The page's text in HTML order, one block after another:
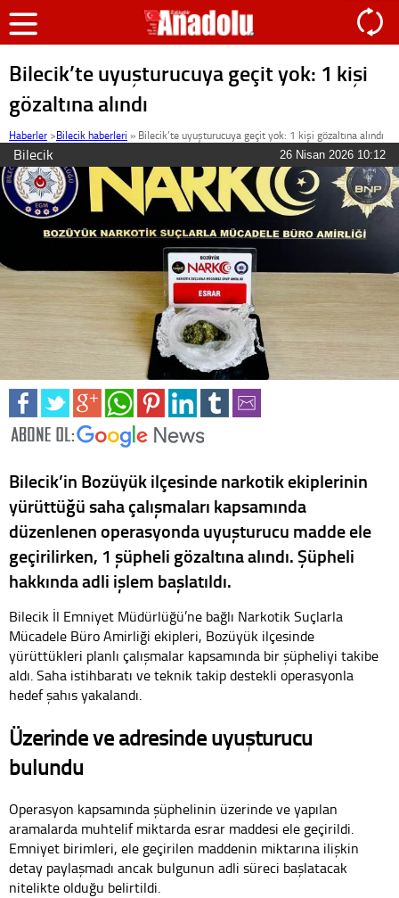
Bilecik’te uyuşturucuya geçit yok: 1 kişi
gözaltına alındı
Haberler >Bilecik haberleri » Bilecik’te uyuşturucuya geçit yok: 1 kişi gözaltına alındı
Bilecik 26 Nisan 2026 10:12
Bilecik’in Bozüyük ilçesinde narkotik ekiplerinin
yürüttüğü saha çalışmaları kapsamında
düzenlenen operasyonda uyuşturucu madde ele
geçirilirken, 1 şüpheli gözaltına alındı. Şüpheli
hakkında adli işlem başlatıldı.
Bilecik İl Emniyet Müdürlüğü’ne bağlı Narkotik Suçlarla
Mücadele Büro Amirliği ekipleri, Bozüyük ilçesinde
yürüttükleri planlı çalışmalar kapsamında bir şüpheliyi takibe
aldı. Saha istihbaratı ve teknik takip destekli operasyonla
hedef şahıs yakalandı.
Üzerinde ve adresinde uyuşturucu
bulundu
Operasyon kapsamında şüphelinin üzerinde ve yapılan
aramalarda muhtelif miktarda esrar maddesi ele geçirildi.
Emniyet birimleri, ele geçirilen maddenin miktarına ilişkin
detay paylaşmadı ancak bulgunun adli süreci başlatacak
nitelikte olduğu belirtildi.